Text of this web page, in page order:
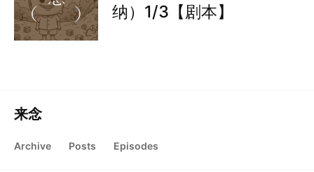
纳）1/3【剧本】
来念
Archive Posts Episodes